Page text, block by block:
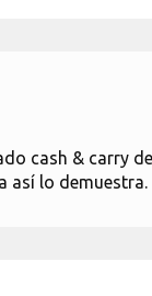
cash & carry
así lo demuestra.